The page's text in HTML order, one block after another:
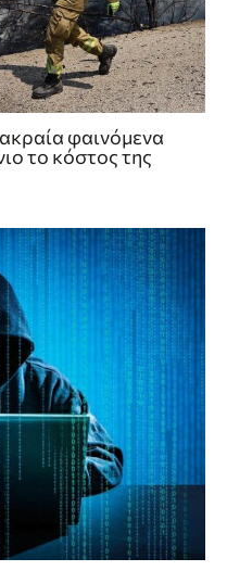
φαινόμενα
το κόστος της